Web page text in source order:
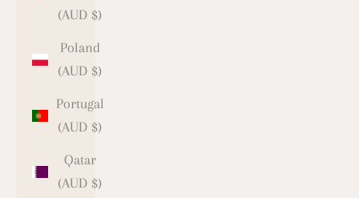
(AUD $)
Poland
(AUD $)
Portugal
(AUD $)
Qatar
(AUD $)